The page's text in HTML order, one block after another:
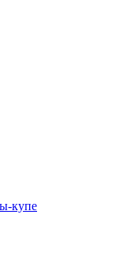
купе